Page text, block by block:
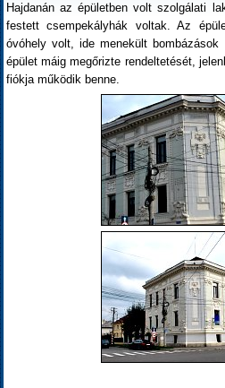
Hajdanán az épületben volt szolgálati
festett csempekályhák voltak. Az
óvóhely volt, ide menekült
épület máig megőrizte rendeltetését,
fiókja működik benne.